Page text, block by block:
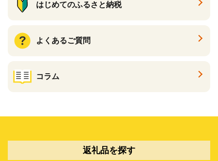
はじめてのふるさと納税
よくあるご質問
コラム
返礼品を探す